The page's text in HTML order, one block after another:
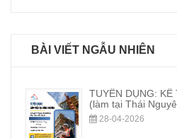
BÀI VIẾT NGẪU NHIÊN
TUYỂN DỤNG:
(làm tại Thái
28-04-2026